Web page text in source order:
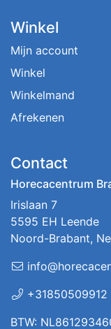
Winkel
Mijn account
Winkel
Winkelmand
Afrekenen
Contact
Horecacentrum
Irislaan 7
5595 EH Leende
Noord-Brabant,
+31850509912
BTW: